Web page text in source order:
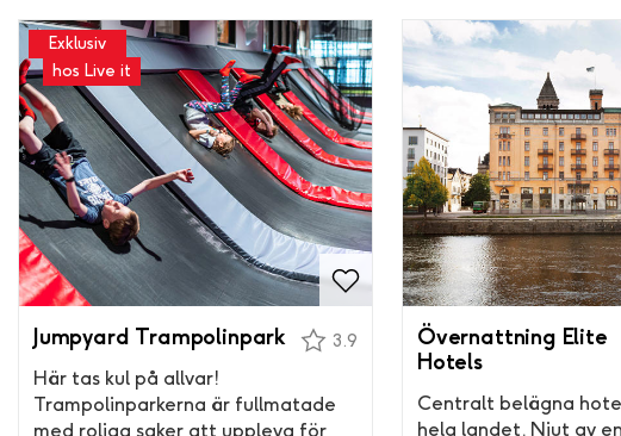
Exklusiv
hos Live it
Jumpyard Trampolinpark 3.9
Här tas kul på allvar!
Trampolinparkerna är fullmatade
med roliga saker att uppleva för
Övernattning Elite
Hotels
Centralt belägna
hela landet. Njut av en